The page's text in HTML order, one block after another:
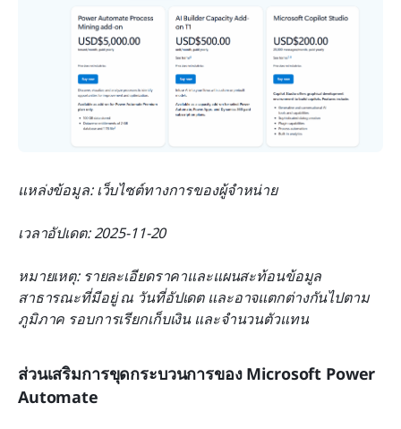
แหล่งข้อมูล: เว็บไซต์ทางการของผู้จำหน่าย
เวลาอัปเดต: 2025-11-20
หมายเหตุ: รายละเอียดราคาและแผนสะท้อนข้อมูล
สาธารณะที่มีอยู่ ณ วันที่อัปเดต และอาจแตกต่างกันไปตาม
ภูมิภาค รอบการเรียกเก็บเงิน และจำนวนตัวแทน
ส่วนเสริมการขุดกระบวนการของ Microsoft Power
Automate